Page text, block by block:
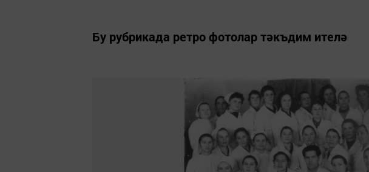
Бу рубрикада ретро фотолар тәкъдим ителә